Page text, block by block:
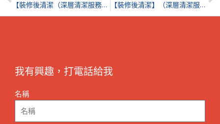
【裝修後清潔（深層清潔服務）】| 【長效消毒滅菌及抗病毒服務】｜大角咀瓏璽
【裝修後清潔】（深層清潔服務）｜紅山半島
我有興趣，打電話給我
名稱